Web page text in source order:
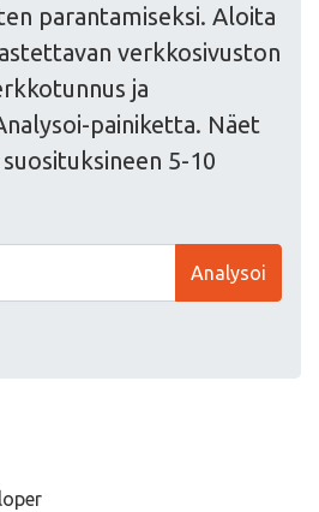
parantamiseksi. Aloita
verkkosivuston
ja
painiketta. Näet
5-10
Analysoi